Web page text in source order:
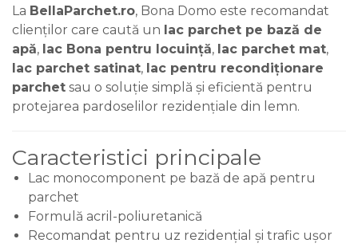
La BellaParchet.ro, Bona Domo este recomandat
clienților care caută un lac parchet pe bază de
apă, lac Bona pentru locuință, lac parchet mat,
lac parchet satinat, lac pentru recondiționare
parchet sau o soluție simplă și eficientă pentru
protejarea pardoselilor rezidențiale din lemn.
Caracteristici principale
Lac monocomponent pe bază de apă pentru
parchet
Formulă acril-poliuretanică
Recomandat pentru uz rezidențial și trafic ușor